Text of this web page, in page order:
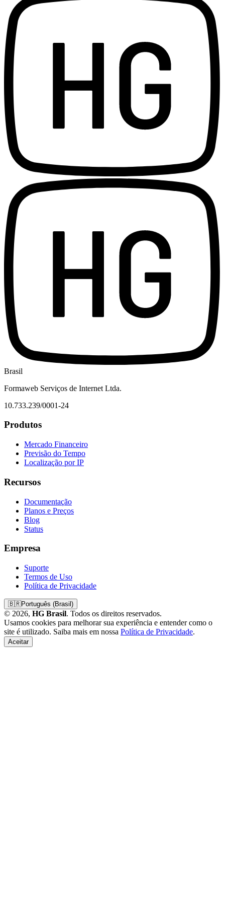
Brasil
Formaweb Serviços de Internet Ltda.
10.733.239/0001-24
Produtos
Mercado Financeiro
Previsão do Tempo
Localização por IP
Recursos
Documentação
Planos e Preços
Blog
Status
Empresa
Suporte
Termos de Uso
Política de Privacidade
🇧🇷Português (Brasil)
© 2026, HG Brasil. Todos os direitos reservados.
Usamos cookies para melhorar sua experiência e entender como o
site é utilizado. Saiba mais em nossa Política de Privacidade.
Aceitar